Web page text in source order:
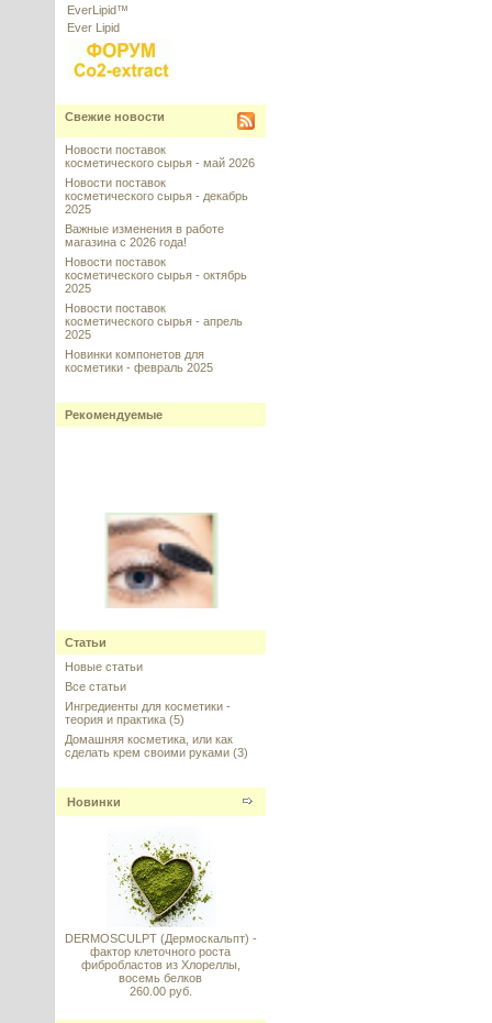
EverLipid™
Ever Lipid
Свежие новости
Новости поставок
косметического сырья - май 2026
Новости поставок
косметического сырья - декабрь
2025
Важные изменения в работе
магазина с 2026 года!
Новости поставок
косметического сырья - октябрь
2025
Новости поставок
косметического сырья - апрель
2025
Новинки компонетов для
косметики - февраль 2025
Рекомендуемые
США
---------
стабильный) DL–alpha
Tocopheryl Acetate 98%
---------
Мурумуру (MURUMURU) масло
(баттер)
Статьи
Новые статьи
Все статьи
Ингредиенты для косметики -
теория и практика (5)
Домашняя косметика, или как
сделать крем своими руками (3)
Новинки
DERMOSCULPT (Дермоскальпт) -
фактор клеточного роста
фибробластов из Хлореллы,
восемь белков
260.00 руб.